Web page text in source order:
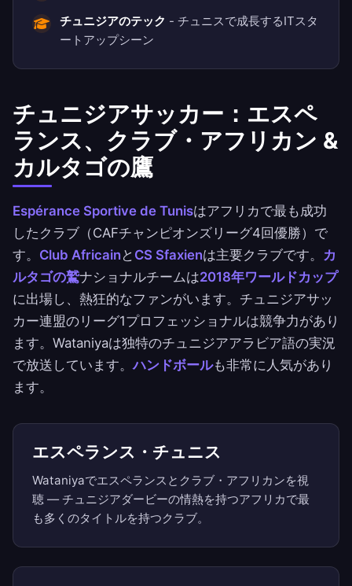
チュニジアのテック - チュニスで成長するITスタ
ートアップシーン
チュニジアサッカー：エスペ
ランス、クラブ・アフリカン &
カルタゴの鷹
Espérance Sportive de Tunisはアフリカで最も成功
したクラブ（CAFチャンピオンズリーグ4回優勝）で
す。 Club Africainと CS Sfaxienは主要クラブです。 カ
ルタゴの鷲ナショナルチームは2018年ワールドカップ
に出場し、熱狂的なファンがいます。チュニジアサッ
カー連盟のリーグ1プロフェッショナルは競争力があり
ます。Wataniyaは独特のチュニジアアラビア語の実況
で放送しています。ハンドボールも非常に人気があり
ます。
エスペランス・チュニス
Wataniyaでエスペランスとクラブ・アフリカンを視
聴 — チュニジアダービーの情熱を持つアフリカで最
も多くのタイトルを持つクラブ。